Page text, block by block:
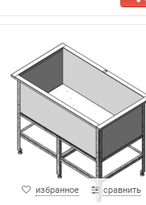
избранное сравнить